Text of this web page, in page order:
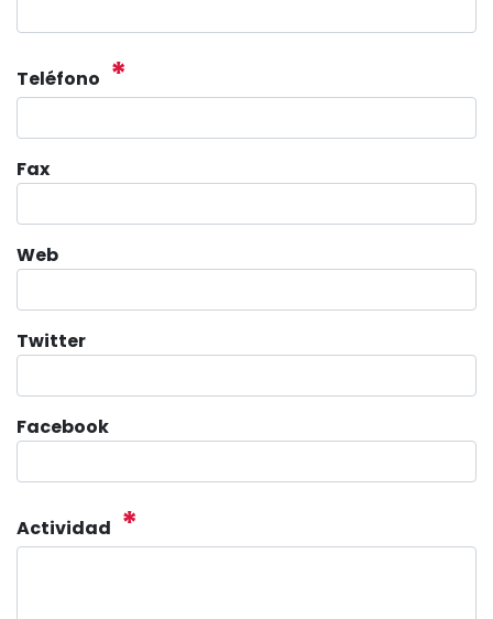
Teléfono *
Fax
Web
Twitter
Facebook
Actividad *